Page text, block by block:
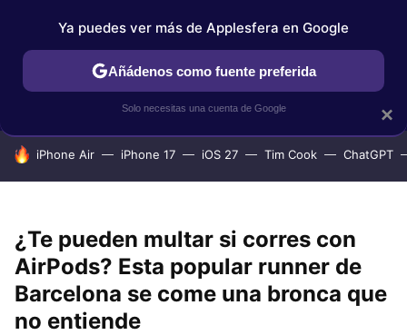
IPHONE TUTORIALES APPLESFERA SELECCIÓN
HOY SE HABLA DE
iPhone Air iPhone 17 iOS 27 Tim Cook ChatGPT
¿Te pueden multar si corres con
AirPods? Esta popular runner de
Barcelona se come una bronca que
no entiende
×
Ya puedes ver más de Applesfera en Google
Añádenos como fuente preferida
Solo necesitas una cuenta de Google